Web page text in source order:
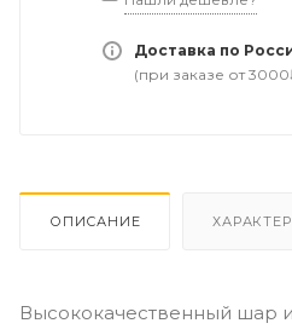
Доставка по
(при заказе от
ОПИСАНИЕ
Высококачественный шар